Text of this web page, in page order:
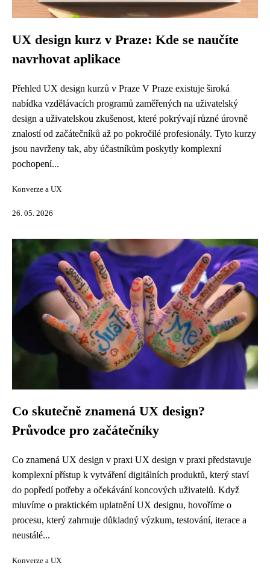
UX design kurz v Praze: Kde se naučíte
navrhovat aplikace
Přehled UX design kurzů v Praze V Praze existuje široká
nabídka vzdělávacích programů zaměřených na uživatelský
design a uživatelskou zkušenost, které pokrývají různé úrovně
znalostí od začátečníků až po pokročilé profesionály. Tyto kurzy
jsou navrženy tak, aby účastníkům poskytly komplexní
pochopení...
Konverze a UX
26. 05. 2026
Co skutečně znamená UX design?
Průvodce pro začátečníky
Co znamená UX design v praxi UX design v praxi představuje
komplexní přístup k vytváření digitálních produktů, který staví
do popředí potřeby a očekávání koncových uživatelů. Když
mluvíme o praktickém uplatnění UX designu, hovoříme o
procesu, který zahrnuje důkladný výzkum, testování, iterace a
neustálé...
Konverze a UX